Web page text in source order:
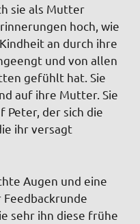
sie als Mutter
hoch, wie
an durch ihre
und von allen
gefühlt hat. Sie
auf ihre Mutter. Sie
Peter, der sich die
ihr versagt
Augen und eine
sehr ihn diese frühe